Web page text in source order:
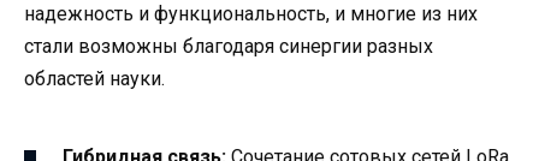
надежность и функциональность, и многие из них
стали возможны благодаря синергии разных
областей науки.